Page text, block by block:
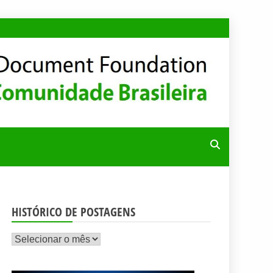
HISTÓRICO DE POSTAGENS
Histórico
postagens